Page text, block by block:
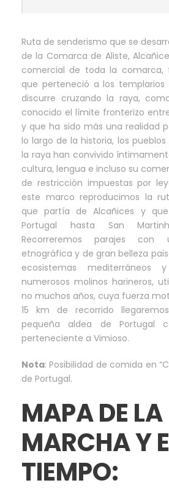
Ruta de senderismo que se
de la Comarca de Aliste,
comercial de toda la comarca,
que perteneció a los templarios
discurre cruzando la raya,
conocido el límite fronterizo
y que ha sido más una realidad
lo largo de la historia, los
la raya han convivido
cultura, lengua e incluso su
de restricción impuestas por
este marco reproducimos la
que partía de Alcañices y
Portugal hasta San
Recorreremos parajes
etnográfica y de gran belleza
ecosistemas
numerosos molinos harineros,
no muchos años, cuya fuerza
15 km de recorrido
pequeña aldea de Portugal
perteneciente a Vimioso.
Nota: Posibilidad de comida en
de Portugal.
MAPA DE LA
MARCHA Y
TIEMPO: